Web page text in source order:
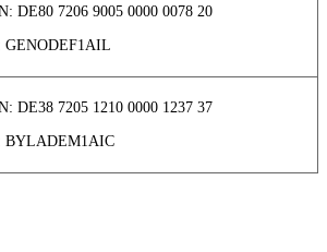
DE80 7206 9005 0000 0078 20
GENODEF1AIL
DE38 7205 1210 0000 1237 37
BYLADEM1AIC